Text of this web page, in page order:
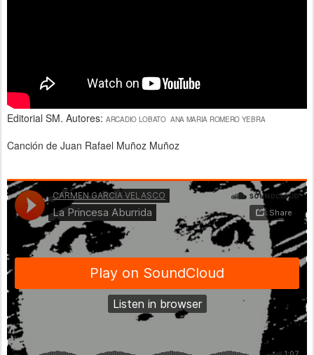
Editorial SM. Autores: ARCADIO LOBATO ANA MARIA ROMERO YEBRA
Canción de Juan Rafael Muñoz Muñoz